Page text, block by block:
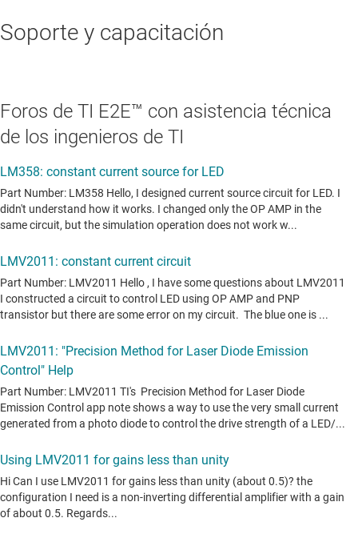
Soporte y capacitación
Foros de TI E2E™ con asistencia técnica
de los ingenieros de TI